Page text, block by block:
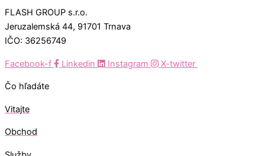
FLASH GROUP s.r.o.
Jeruzalemská 44, 91701 Trnava
IČO: 36256749
Facebook-f Linkedin Instagram X-twitter
Čo hľadáte
Vitajte
Obchod